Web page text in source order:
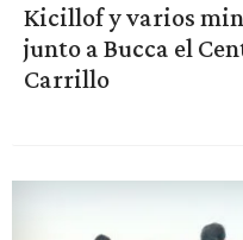
Kicillof y varios
junto a Bucca el
Carrillo